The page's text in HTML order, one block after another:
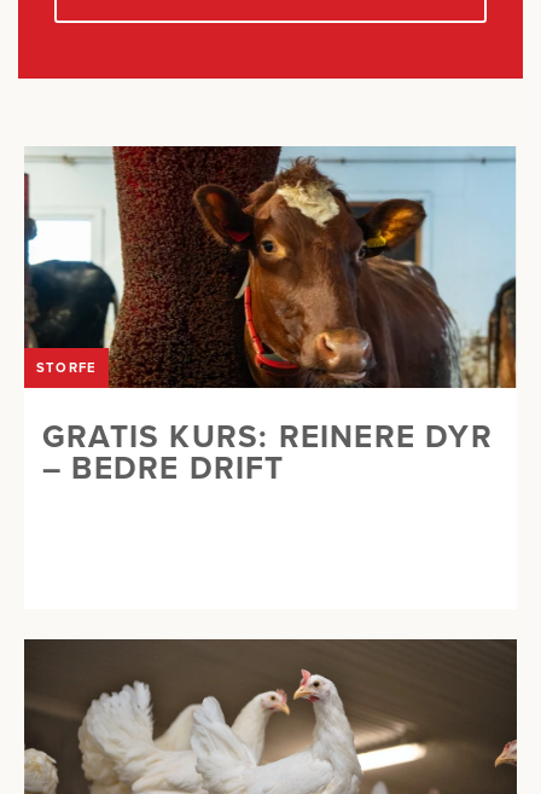
STORFE
GRATIS KURS: REINERE DYR
– BEDRE DRIFT